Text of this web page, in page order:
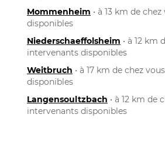
Mommenheim • à 13 km de
disponibles
Niederschaeffolsheim • à 12 km
intervenants disponibles
Weitbruch • à 17 km de chez
disponibles
Langensoultzbach • à 12 km de
intervenants disponibles